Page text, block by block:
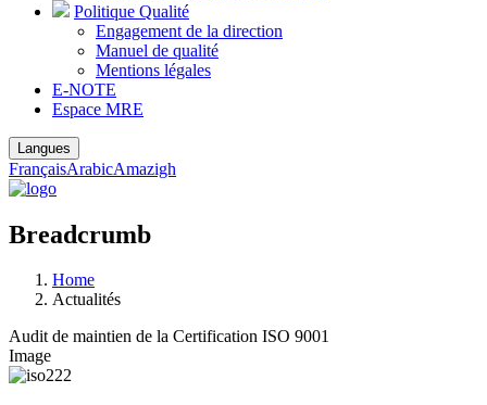
Politique Qualité
Engagement de la direction
Manuel de qualité
Mentions légales
E-NOTE
Espace MRE
Langues
FrançaisArabicAmazigh
Breadcrumb
Home
Actualités
Audit de maintien de la Certification ISO 9001
Image